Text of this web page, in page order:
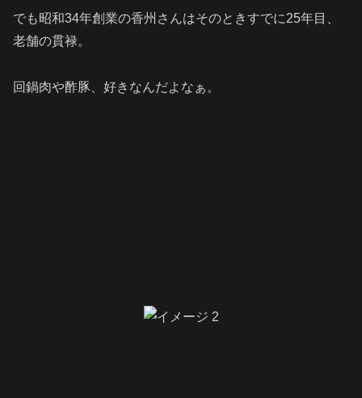
でも昭和34年創業の香州さんはそのときすでに25年目、
老舗の貫禄。
回鍋肉や酢豚、好きなんだよなぁ。